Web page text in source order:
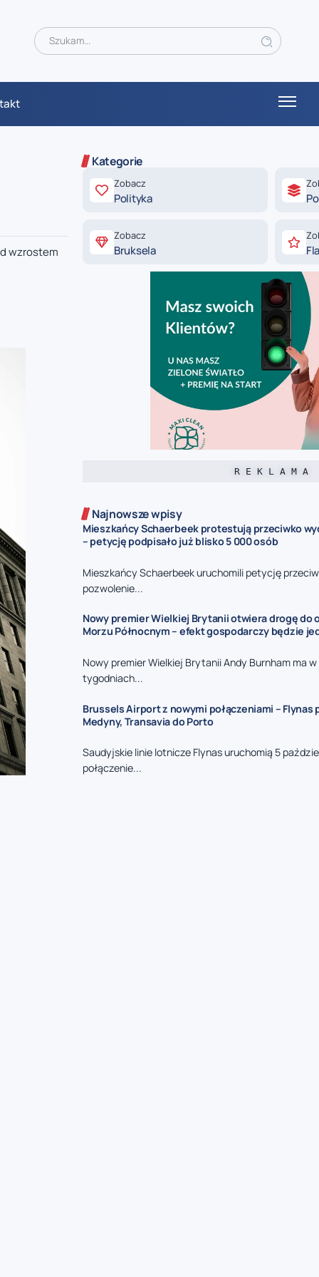
wzrostem
Kategorie
Zobacz
Polityka
Zobacz
Bruksela
R E K L A M A
Najnowsze wpisy
Mieszkańcy Schaerbeek protestują przeciwko
– petycję podpisało już blisko 5 000 osób
Mieszkańcy Schaerbeek uruchomili petycję
pozwolenie...
Nowy premier Wielkiej Brytanii otwiera drogę do
Morzu Północnym – efekt gospodarczy będzie
Nowy premier Wielkiej Brytanii Andy Burnham ma
tygodniach...
Brussels Airport z nowymi połączeniami – Flynas
Medyny, Transavia do Porto
Saudyjskie linie lotnicze Flynas uruchomią 5
połączenie...